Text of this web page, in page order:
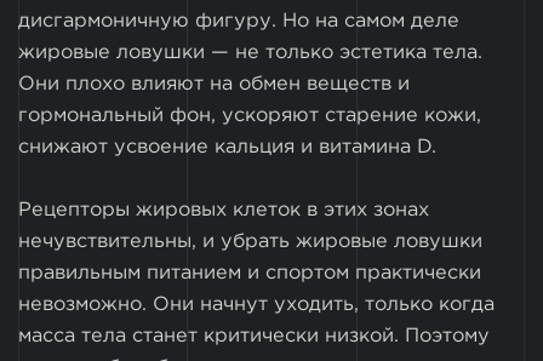
дисгармоничную фигуру. Но на самом деле
жировые ловушки — не только эстетика тела.
Они плохо влияют на обмен веществ и
гормональный фон, ускоряют старение кожи,
снижают усвоение кальция и витамина D.
Рецепторы жировых клеток в этих зонах
нечувствительны, и убрать жировые ловушки
правильным питанием и спортом практически
невозможно. Они начнут уходить, только когда
масса тела станет критически низкой. Поэтому